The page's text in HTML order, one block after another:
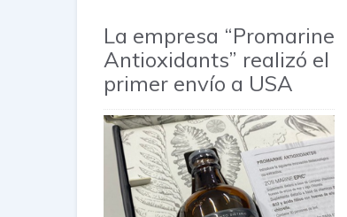
La empresa “Promarine
Antioxidants” realizó el
primer envío a USA